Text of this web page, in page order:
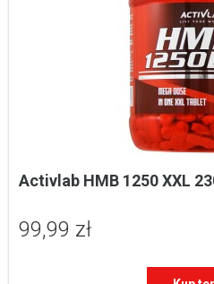
Activlab HMB 1250 XXL
99,99 zł